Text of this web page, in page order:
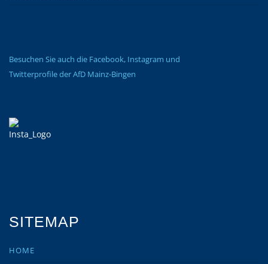
Besuchen Sie auch die Facebook, Instagram und
Twitterprofile der AfD Mainz-Bingen
SITEMAP
HOME